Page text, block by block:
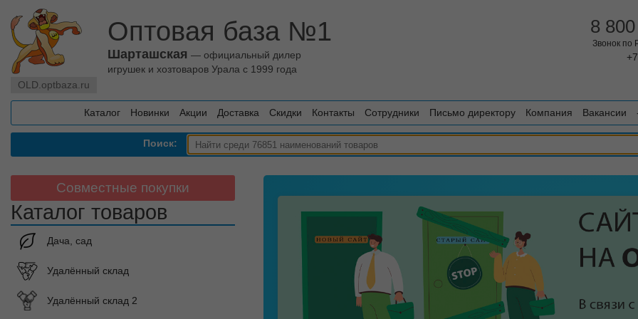
OLD.optbaza.ru
Оптовая база №1
Шарташская — официальный дилер
игрушек и хозтоваров Урала с 1999 года
8
Звонок по
Каталог Новинки Акции Доставка Скидки Контакты Сотрудники Письмо директору Компания Вакансии
Поиск:
Совместные покупки
Каталог товаров
Дача, сад
Удалённый склад
Удалённый склад 2